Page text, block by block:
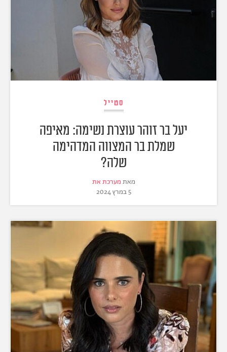
סטייל
יעל בר זוהר עוצרת נשימה: מאיפה
שמלת בר המצווה המדהימה
שלה?
מאת מערכת את
5 במרץ 2024